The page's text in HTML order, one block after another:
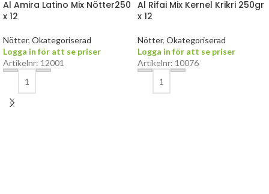
Al Amira Latino Mix Nötter250
x 12
Nötter, Okategoriserad
Logga in för att se priser
Artikelnr: 12001
Al Rifai Mix Kernel Krikri 250gr
x 12
Nötter, Okategoriserad
Logga in för att se priser
Artikelnr: 10076